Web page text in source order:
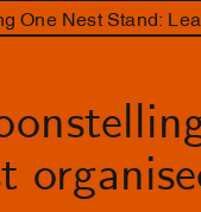
One Nest Stand: